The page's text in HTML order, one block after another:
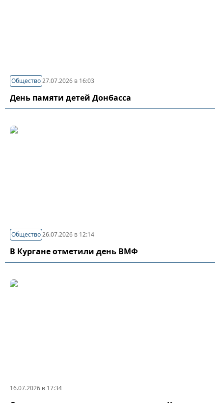
Общество27.07.2026 в 16:03
День памяти детей Донбасса
Общество26.07.2026 в 12:14
В Кургане отметили день ВМФ
16.07.2026 в 17:34